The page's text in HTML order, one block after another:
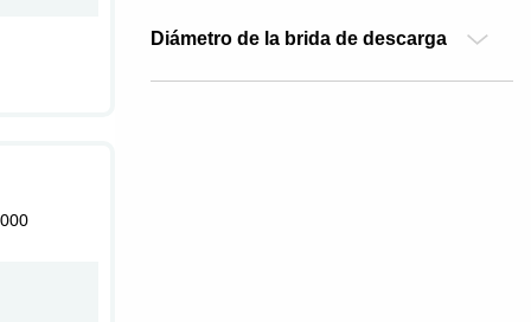
Diámetro de la brida de descarga